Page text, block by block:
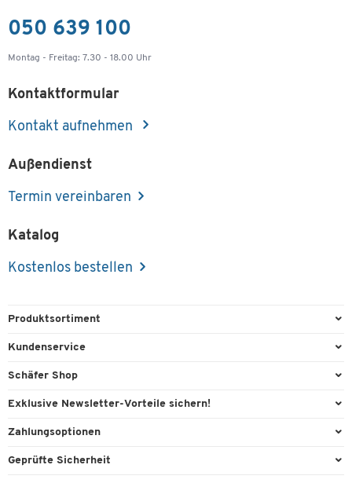
050 639 100
Montag - Freitag: 7.30 - 18.00 Uhr
Kontaktformular
Kontakt aufnehmen
Außendienst
Termin vereinbaren
Katalog
Kostenlos bestellen
Produktsortiment
Büroausstattung
Reinigung & Hygiene
Technik
Kundenservice
Direktbestellung
Recycling
Lieferinformationen
Schäfer Shop
Services & Leistungen
Workplace Solutions
Exklusive Newsletter-Vorteile sichern!
Willkommensgeschenk
Zahlungsoptionen
Paypal
Geprüfte Sicherheit